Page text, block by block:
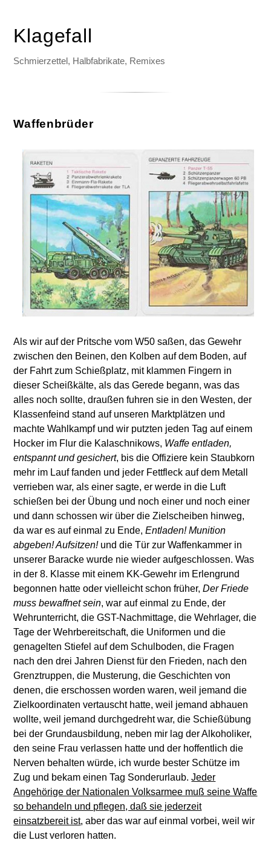
Klagefall
Schmierzettel, Halbfabrikate, Remixes
Waffenbrüder
Als wir auf der Pritsche vom W50 saßen, das Gewehr
zwischen den Beinen, den Kolben auf dem Boden, auf
der Fahrt zum Schießplatz, mit klammen Fingern in
dieser Scheißkälte, als das Gerede begann, was das
alles noch sollte, draußen fuhren sie in den Westen, der
Klassenfeind stand auf unseren Marktplätzen und
machte Wahlkampf und wir putzten jeden Tag auf einem
Hocker im Flur die Kalaschnikows, Waffe entladen,
entspannt und gesichert, bis die Offiziere kein Staubkorn
mehr im Lauf fanden und jeder Fettfleck auf dem Metall
verrieben war, als einer sagte, er werde in die Luft
schießen bei der Übung und noch einer und noch einer
und dann schossen wir über die Zielscheiben hinweg,
da war es auf einmal zu Ende,Entladen! Munition
abgeben! Aufsitzen!und die Tür zur Waffenkammer in
unserer Baracke wurde nie wieder aufgeschlossen. Was
in der 8. Klasse mit einem KK-Gewehr im Erlengrund
begonnen hatte oder vielleicht schon früher,Der Friede
muss bewaffnet sein, war auf einmal zu Ende, der
Wehrunterricht, die GST-Nachmittage, die Wehrlager, die
Tage der Wehrbereitschaft, die Uniformen und die
genagelten Stiefel auf dem Schulboden, die Fragen
nach den drei Jahren Dienst für den Frieden, nach den
Grenztruppen, die Musterung, die Geschichten von
denen, die erschossen worden waren, weil jemand die
Zielkoordinaten vertauscht hatte, weil jemand abhauen
wollte, weil jemand durchgedreht war, die Schießübung
bei der Grundausbildung, neben mir lag der Alkoholiker,
den seine Frau verlassen hatte und der hoffentlich die
Nerven behalten würde, ich wurde bester Schütze im
Zug und bekam einen Tag Sonderurlaub.Jeder
Angehörige der Nationalen Volksarmee muß seine Waffe
so behandeln und pflegen, daß sie jederzeit
einsatzbereit ist, aber das war auf einmal vorbei, weil wir
die Lust verloren hatten.